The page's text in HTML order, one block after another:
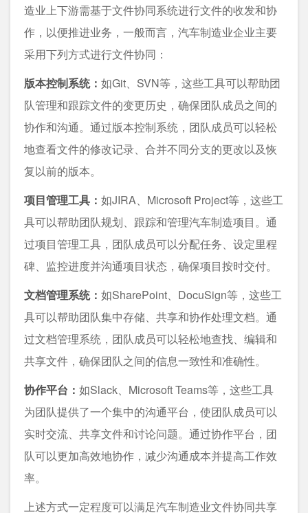
造业上下游需基于文件协同系统进行文件的收发和协
作，以便推进业务，一般而言，汽车制造业企业主要
采用下列方式进行文件协同：
版本控制系统： 如Git、SVN等，这些工具可以帮助团
队管理和跟踪文件的变更历史，确保团队成员之间的
协作和沟通。通过版本控制系统，团队成员可以轻松
地查看文件的修改记录、合并不同分支的更改以及恢
复以前的版本。
项目管理工具： 如JIRA、Microsoft Project等，这些工
具可以帮助团队规划、跟踪和管理汽车制造项目。通
过项目管理工具，团队成员可以分配任务、设定里程
碑、监控进度并沟通项目状态，确保项目按时交付。
文档管理系统： 如SharePoint、DocuSign等，这些工
具可以帮助团队集中存储、共享和协作处理文档。通
过文档管理系统，团队成员可以轻松地查找、编辑和
共享文件，确保团队之间的信息一致性和准确性。
协作平台： 如Slack、Microsoft Teams等，这些工具
为团队提供了一个集中的沟通平台，使团队成员可以
实时交流、共享文件和讨论问题。通过协作平台，团
队可以更加高效地协作，减少沟通成本并提高工作效
率。
上述方式一定程度可以满足汽车制造业文件协同共享